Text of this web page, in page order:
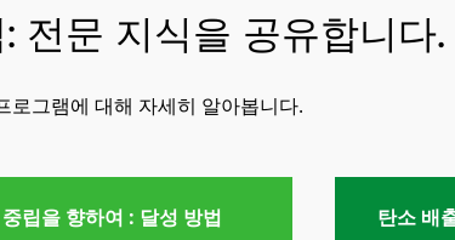
전문 지식을 공유합니다.
로그램에 대해 자세히 알아봅니다.
립을 향하여 : 달성 방법 탄소 배